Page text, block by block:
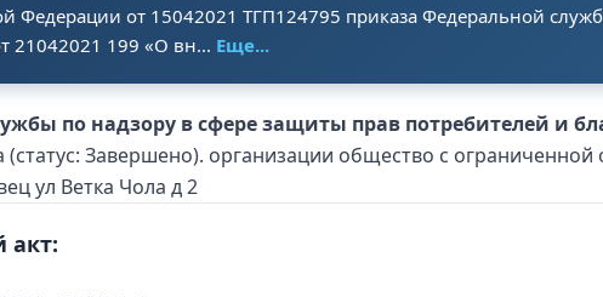
Федерации от 15042021 ТГП124795 приказа Федеральной
21042021 199 «О вн... Еще...
по надзору в сфере защиты прав потребителей и
Завершено). организации общество с
ул Ветка Чола д 2
акт: